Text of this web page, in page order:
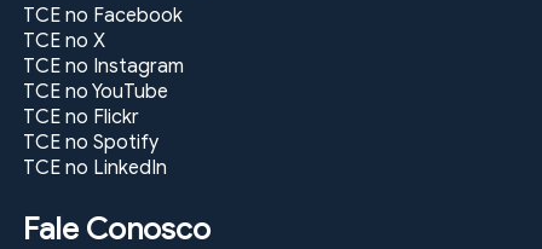
TCE no Facebook
TCE no X
TCE no Instagram
TCE no YouTube
TCE no Flickr
TCE no Spotify
TCE no LinkedIn
Fale Conosco